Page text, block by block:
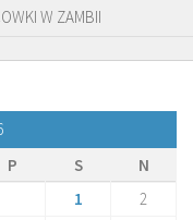
W ZAMBII
P S
N
1
2